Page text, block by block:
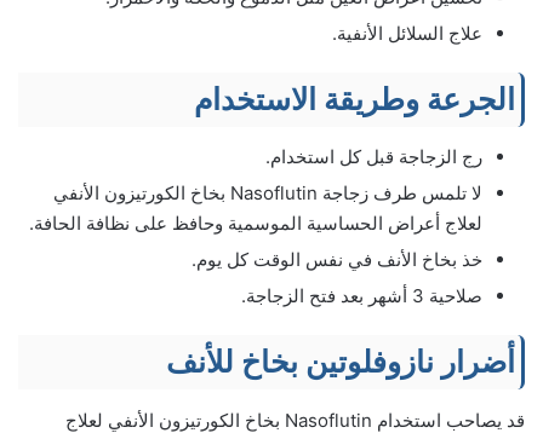
علاج السلائل الأنفية.
الجرعة وطريقة الاستخدام
رج الزجاجة قبل كل استخدام.
لا تلمس طرف زجاجة ‌Nasoflutin بخاخ الكورتيزون الأنفي
لعلاج أعراض الحساسية الموسمية وحافظ على نظافة الحافة.
خذ بخاخ الأنف في نفس الوقت كل يوم.
صلاحية 3 أشهر بعد فتح الزجاجة.
أضرار نازوفلوتين بخاخ للأنف
قد يصاحب استخدام ‌Nasoflutin بخاخ الكورتيزون الأنفي لعلاج